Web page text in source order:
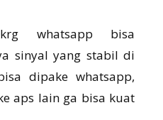
whatsapp bisa
sinyal yang stabil di
dipake whatsapp,
aps lain ga bisa kuat